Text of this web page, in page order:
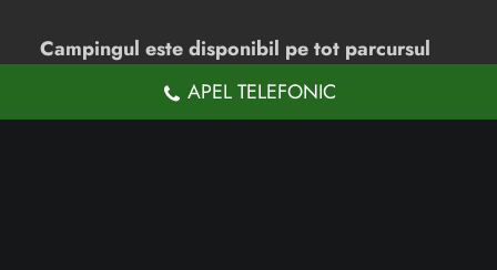
Campingul este disponibil pe tot parcursul
sezonului cald, cu rezervare recomandată în
avans, mai ales în perioadele aglomerate.
APEL TELEFONIC